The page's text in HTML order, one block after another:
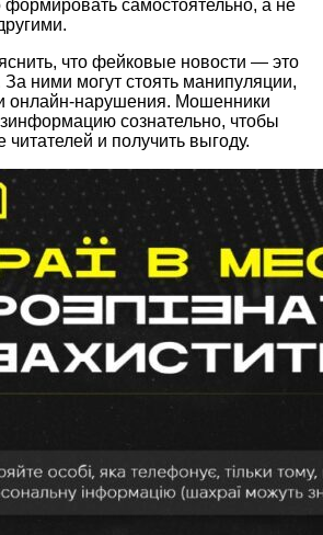
самостоятельно, а не
что фейковые новости — это
ними могут стоять манипуляции,
онлайн-нарушения. Мошенники
сознательно, чтобы
и получить выгоду.